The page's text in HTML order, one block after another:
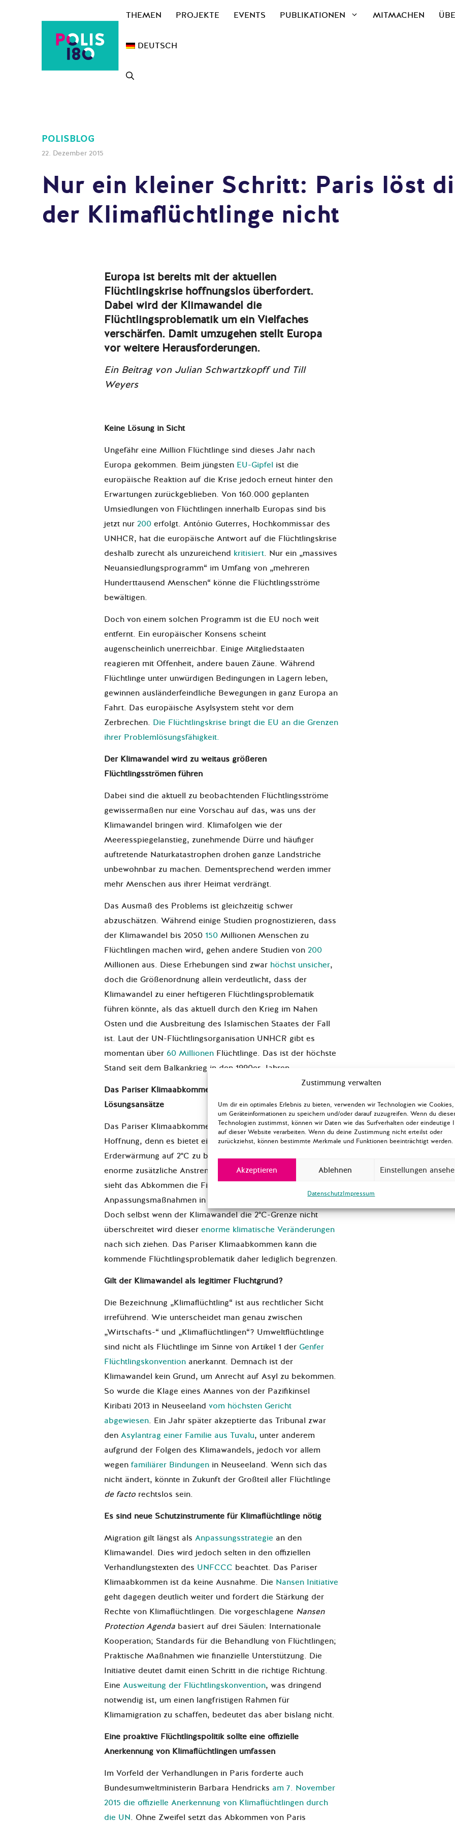
Zustimmung verwalten
Um dir ein optimales Erlebnis zu bieten, verwenden wir Technologien wie Cookies,
um Geräteinformationen zu speichern und/oder darauf zuzugreifen. Wenn du
Technologien zustimmst, können wir Daten wie das Surfverhalten oder eindeutige
auf dieser Website verarbeiten. Wenn du deine Zustimmung nicht erteilst oder
zurückziehst, können bestimmte Merkmale und Funktionen beeinträchtigt werden.
Akzeptieren Ablehnen Einstellungen
DatenschutzImpressum
THEMEN PROJEKTE EVENTS PUBLIKATIONEN MITMACHEN
DEUTSCH
POLISBLOG
22. Dezember 2015
Nur ein kleiner Schritt: Paris löst
der Klimaflüchtlinge nicht
Europa ist bereits mit der aktuellen
Flüchtlingskrise hoffnungslos überfordert.
Dabei wird der Klimawandel die
Flüchtlingsproblematik um ein Vielfaches
verschärfen. Damit umzugehen stellt Europa
vor weitere Herausforderungen.
Ein Beitrag von Julian Schwartzkopff und Till
Weyers
Keine Lösung in Sicht
Ungefähr eine Million Flüchtlinge sind dieses Jahr nach
Europa gekommen. Beim jüngsten EU-Gipfel ist die
europäische Reaktion auf die Krise jedoch erneut hinter den
Erwartungen zurückgeblieben. Von 160.000 geplanten
Umsiedlungen von Flüchtlingen innerhalb Europas sind bis
jetzt nur 200 erfolgt. António Guterres, Hochkommissar des
UNHCR, hat die europäische Antwort auf die Flüchtlingskrise
deshalb zurecht als unzureichend kritisiert. Nur ein „massives
Neuansiedlungsprogramm“ im Umfang von „mehreren
Hunderttausend Menschen“ könne die Flüchtlingsströme
bewältigen.
Doch von einem solchen Programm ist die EU noch weit
entfernt. Ein europäischer Konsens scheint
augenscheinlich unerreichbar. Einige Mitgliedstaaten
reagieren mit Offenheit, andere bauen Zäune. Während
Flüchtlinge unter unwürdigen Bedingungen in Lagern leben,
gewinnen ausländerfeindliche Bewegungen in ganz Europa an
Fahrt. Das europäische Asylsystem steht vor dem
Zerbrechen. Die Flüchtlingskrise bringt die EU an die Grenzen
ihrer Problemlösungsfähigkeit.
Der Klimawandel wird zu weitaus größeren
Flüchtlingsströmen führen
Dabei sind die aktuell zu beobachtenden Flüchtlingsströme
gewissermaßen nur eine Vorschau auf das, was uns der
Klimawandel bringen wird. Klimafolgen wie der
Meeresspiegelanstieg, zunehmende Dürre und häufiger
auftretende Naturkatastrophen drohen ganze Landstriche
unbewohnbar zu machen. Dementsprechend werden immer
mehr Menschen aus ihrer Heimat verdrängt.
Das Ausmaß des Problems ist gleichzeitig schwer
abzuschätzen. Während einige Studien prognostizieren, dass
der Klimawandel bis 2050 150 Millionen Menschen zu
Flüchtlingen machen wird, gehen andere Studien von 200
Millionen aus. Diese Erhebungen sind zwar höchst unsicher,
doch die Größenordnung allein verdeutlicht, dass der
Klimawandel zu einer heftigeren Flüchtlingsproblematik
führen könnte, als das aktuell durch den Krieg im Nahen
Osten und die Ausbreitung des Islamischen Staates der Fall
ist. Laut der UN-Flüchtlingsorganisation UNHCR gibt es
momentan über 60 Millionen Flüchtlinge. Das ist der höchste
Stand seit dem Balkankrieg in den 1990er Jahren.
Das Pariser Klimaabkommen bietet keine klaren
Lösungsansätze
Das Pariser Klimaabkommen nährt vor diesem Hintergrund
Hoffnung, denn es bietet eine realistische Chance die
Erderwärmung auf 2°C zu begrenzen – auch wenn dafür noch
enorme zusätzliche Anstrengungen nötig sind. Des Weiteren
sieht das Abkommen die Finanzierung von
Anpassungsmaßnahmen in den verwundbarsten Ländern vor.
Doch selbst wenn der Klimawandel die 2°C-Grenze nicht
überschreitet wird dieser enorme klimatische Veränderungen
nach sich ziehen. Das Pariser Klimaabkommen kann die
kommende Flüchtlingsproblematik daher lediglich begrenzen.
Gilt der Klimawandel als legitimer Fluchtgrund?
Die Bezeichnung „Klimaflüchtling“ ist aus rechtlicher Sicht
irreführend. Wie unterscheidet man genau zwischen
„Wirtschafts-“ und „Klimaflüchtlingen“? Umweltflüchtlinge
sind nicht als Flüchtlinge im Sinne von Artikel 1 der Genfer
Flüchtlingskonvention anerkannt. Demnach ist der
Klimawandel kein Grund, um Anrecht auf Asyl zu bekommen.
So wurde die Klage eines Mannes von der Pazifikinsel
Kiribati 2013 in Neuseeland vom höchsten Gericht
abgewiesen. Ein Jahr später akzeptierte das Tribunal zwar
den Asylantrag einer Familie aus Tuvalu, unter anderem
aufgrund der Folgen des Klimawandels, jedoch vor allem
wegen familiärer Bindungen in Neuseeland. Wenn sich das
nicht ändert, könnte in Zukunft der Großteil aller Flüchtlinge
de facto rechtslos sein.
Es sind neue Schutzinstrumente für Klimaflüchtlinge nötig
Migration gilt längst als Anpassungsstrategie an den
Klimawandel. Dies wird jedoch selten in den offiziellen
Verhandlungstexten des UNFCCC beachtet. Das Pariser
Klimaabkommen ist da keine Ausnahme. Die Nansen Initiative
geht dagegen deutlich weiter und fordert die Stärkung der
Rechte von Klimaflüchtlingen. Die vorgeschlagene Nansen
Protection Agenda basiert auf drei Säulen: Internationale
Kooperation; Standards für die Behandlung von Flüchtlingen;
Praktische Maßnahmen wie finanzielle Unterstützung. Die
Initiative deutet damit einen Schritt in die richtige Richtung.
Eine Ausweitung der Flüchtlingskonvention, was dringend
notwendig ist, um einen langfristigen Rahmen für
Klimamigration zu schaffen, bedeutet das aber bislang nicht.
Eine proaktive Flüchtlingspolitik sollte eine offizielle
Anerkennung von Klimaflüchtlingen umfassen
Im Vorfeld der Verhandlungen in Paris forderte auch
Bundesumweltministerin Barbara Hendricks am 7. November
2015 die offizielle Anerkennung von Klimaflüchtlingen durch
die UN. Ohne Zweifel setzt das Abkommen von Paris